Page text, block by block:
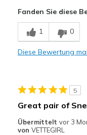
Comfortable
Stylish
View On Shoes
Fanden Sie diese
1 0
Diese Bewertung
5
Great pair of
Übermittelt vor 3
von VETTEGIRL